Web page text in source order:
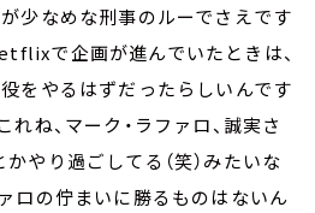
少なめな刑事のルーでさえです
で企画が進んでいたときは、
をやるはずだったらしいんです
ね、マーク・ラファロ、誠実さ
やり過ごしてる（笑）みたいな
ロの佇まいに勝るものはないん